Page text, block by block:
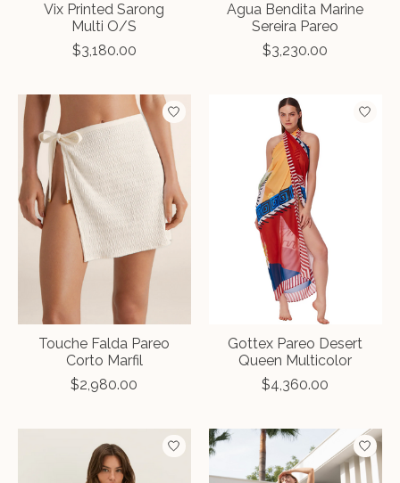
Vix Printed Sarong
Multi O/S
$3,180.00
Agua Bendita Marine
Sereira Pareo
$3,230.00
Touche Falda Pareo
Corto Marfil
$2,980.00
Gottex Pareo Desert
Queen Multicolor
$4,360.00